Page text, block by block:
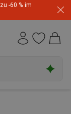
-60 % im